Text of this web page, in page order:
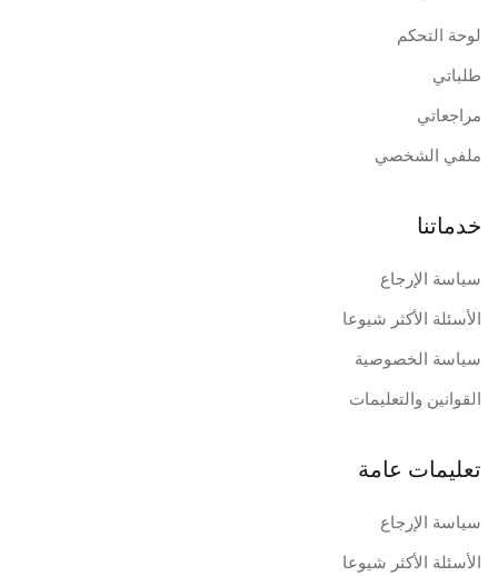
لوحة التحكم
طلباتي
مراجعاتي
ملفي الشخصي
خدماتنا
سياسة الإرجاع
الأسئلة الأكثر شيوعا
سياسة الخصوصية
القوانين والتعليمات
تعليمات عامة
سياسة الإرجاع
الأسئلة الأكثر شيوعا